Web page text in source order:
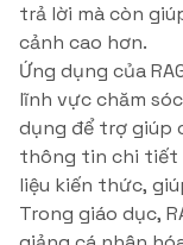
trả lời mà còn
cảnh cao hơn.
Ứng dụng của
lĩnh vực chăm
dụng để trợ giúp
thông tin chi tiết
liệu kiến thức,
Trong giáo dục,